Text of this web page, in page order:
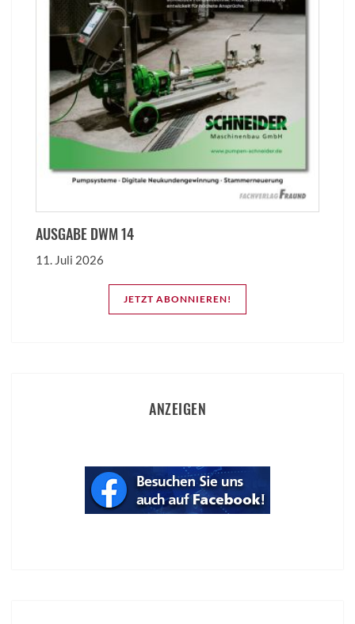
AUSGABE DWM 14
11. Juli 2026
JETZT ABONNIEREN!
ANZEIGEN